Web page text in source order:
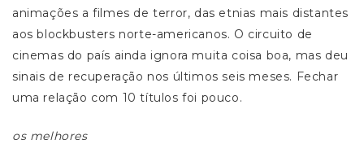
animações a filmes de terror, das etnias mais distantes
aos blockbusters norte-americanos. O circuito de
cinemas do país ainda ignora muita coisa boa, mas deu
sinais de recuperação nos últimos seis meses. Fechar
uma relação com 10 títulos foi pouco.
os melhores